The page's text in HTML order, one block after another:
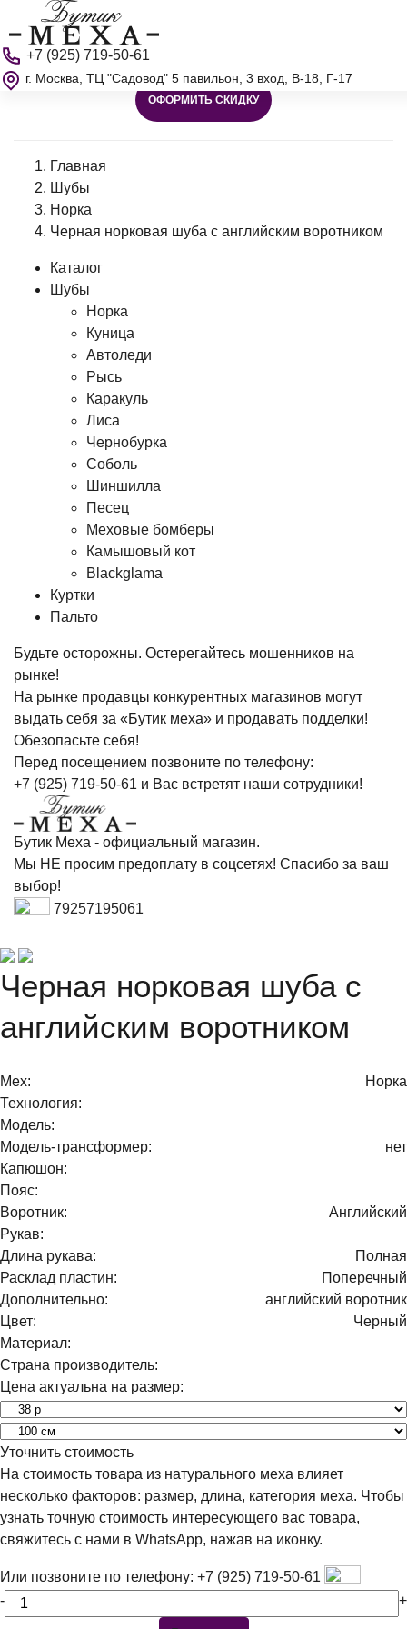
+7 (925) 719-50-61
г. Москва, ТЦ "Садовод" 5 павильон, 3 вход, В-18, Г-17
ОФОРМИТЬ СКИДКУ
Главная
Шубы
Норка
Черная норковая шуба с английским воротником
Каталог
Шубы
Норка
Куница
Автоледи
Рысь
Каракуль
Лиса
Чернобурка
Соболь
Шиншилла
Песец
Меховые бомберы
Камышовый кот
Blackglama
Куртки
Пальто
Будьте осторожны. Остерегайтесь мошенников на
рынке!
На рынке продавцы конкурентных магазинов могут
выдать себя за «Бутик меха» и продавать подделки!
Обезопасьте себя!
Перед посещением позвоните по телефону:
+7 (925) 719-50-61 и Вас встретят наши сотрудники!
Бутик Меха - официальный магазин.
Мы НЕ просим предоплату в соцсетях! Спасибо за ваш
выбор!
79257195061
Черная норковая шуба с
английским воротником
Мех:
Норка
Технология:
Модель:
Модель-трансформер:
нет
Капюшон:
Пояс:
Воротник:
Английский
Рукав:
Длина рукава:
Полная
Расклад пластин:
Поперечный
Дополнительно:
английский воротник
Цвет:
Черный
Материал:
Страна производитель:
Цена актуальна на размер:
Уточнить стоимость
На стоимость товара из натурального меха влияет
несколько факторов: размер, длина, категория меха. Чтобы
узнать точную стоимость интересующего вас товара,
свяжитесь с нами в WhatsApp, нажав на иконку.
Или позвоните по телефону: +7 (925) 719-50-61
-
+